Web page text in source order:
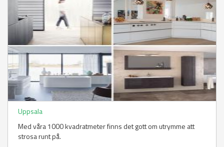
Uppsala
Med våra 1000 kvadratmeter finns det gott om utrymme att
strosa runt på.